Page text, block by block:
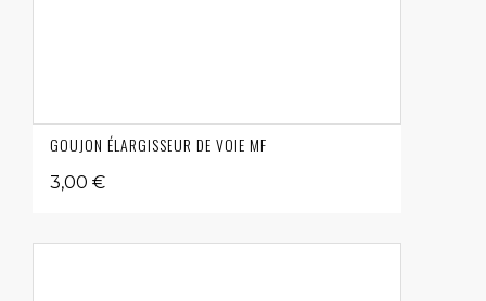
GOUJON ÉLARGISSEUR DE VOIE MF
3,00 €